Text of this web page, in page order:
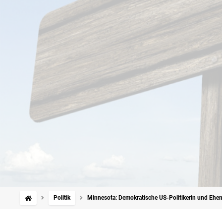
Politik Minnesota: Demokratische US-Politikerin und